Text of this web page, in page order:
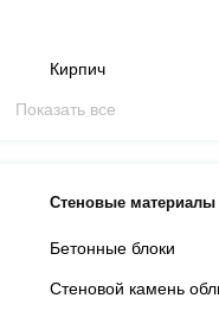
Кирпич
Показать все
Стеновые материалы
Бетонные блоки
Стеновой камень